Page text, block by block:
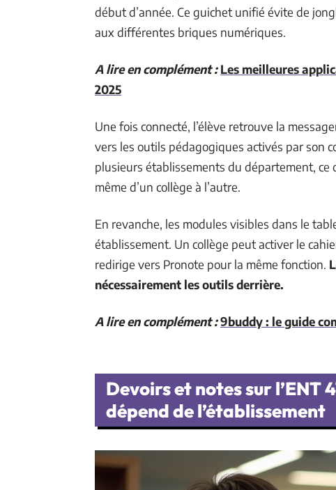
début d’année. Ce guichet unifié évite de
aux différentes briques numériques.
A lire en complément : Les meilleures
2025
Une fois connecté, l’élève retrouve la
vers les outils pédagogiques activés par son
plusieurs établissements du département,
même d’un collège à l’autre.
En revanche, les modules visibles dans le
établissement. Un collège peut activer le
redirige vers Pronote pour la même fonction.
nécessairement les outils derrière.
A lire en complément :9buddy : le guide
Devoirs et notes sur l’ENT
dépend de l’établissement